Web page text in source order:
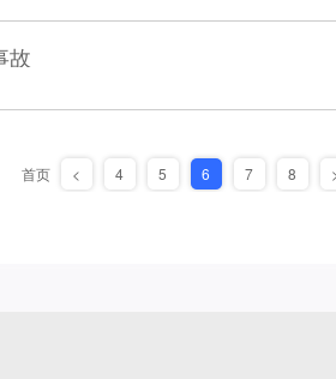
故
首页 < 4 5 6 7 8